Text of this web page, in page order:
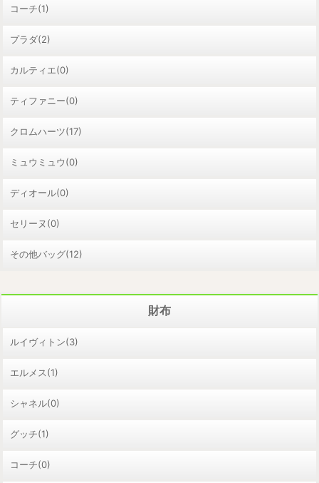
コーチ(1)
プラダ(2)
カルティエ(0)
ティファニー(0)
クロムハーツ(17)
ミュウミュウ(0)
ディオール(0)
セリーヌ(0)
その他バッグ(12)
財布
ルイヴィトン(3)
エルメス(1)
シャネル(0)
グッチ(1)
コーチ(0)